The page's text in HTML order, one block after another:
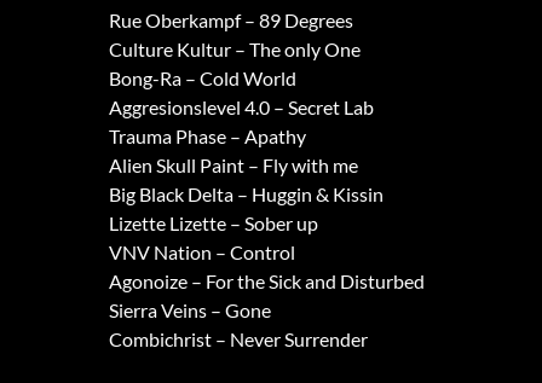
Rue Oberkampf – 89 Degrees
Culture Kultur – The only One
Bong-Ra – Cold World
Aggresionslevel 4.0 – Secret Lab
Trauma Phase – Apathy
Alien Skull Paint – Fly with me
Big Black Delta – Huggin & Kissin
Lizette Lizette – Sober up
VNV Nation – Control
Agonoize – For the Sick and Disturbed
Sierra Veins – Gone
Combichrist – Never Surrender